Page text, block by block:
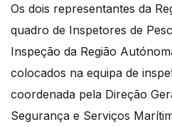
Os dois representantes da
quadro de Inspetores de
Inspeção da Região
colocados na equipa de
coordenada pela Direção
Segurança e Serviços